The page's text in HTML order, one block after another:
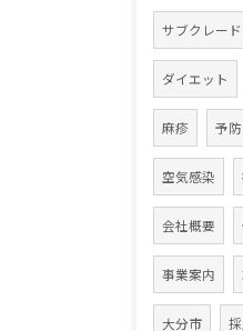
サブクレード
ダイエット
麻疹 予防
空気感染
会社概要
事業案内
大分市